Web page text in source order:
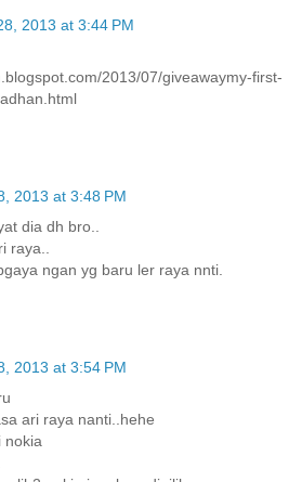
2013 at 3:44 PM
2013/07/giveawaymy-first-
2013 at 3:48 PM
dia dh bro..
raya..
ngan yg baru ler raya nnti.
2013 at 3:54 PM
ari raya nanti..hehe
nokia